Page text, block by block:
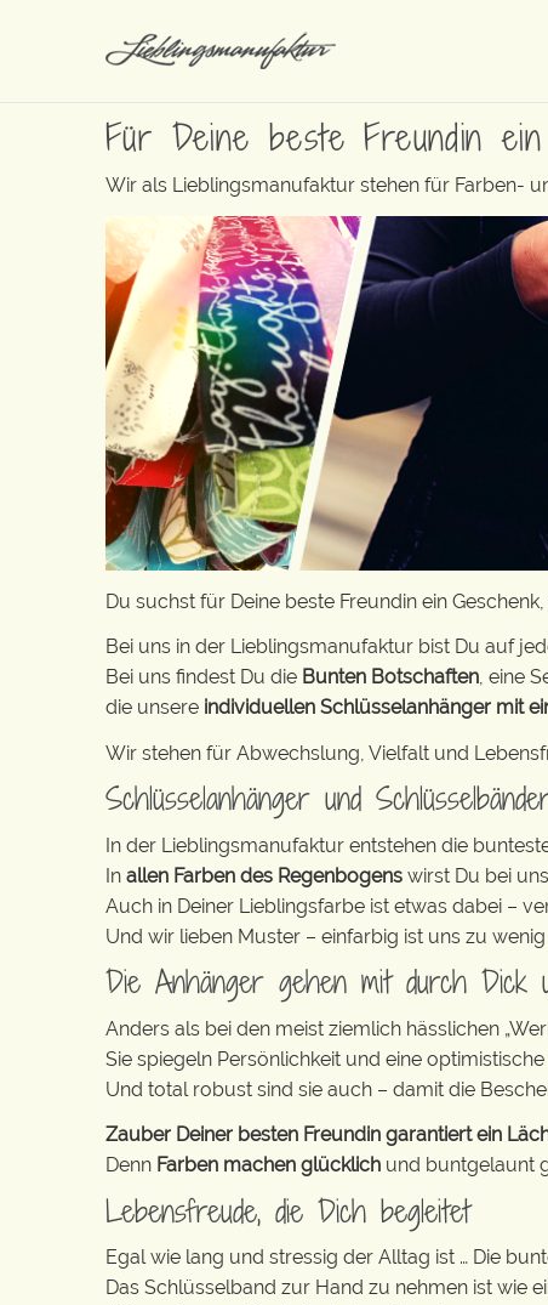
Für Deine beste Freundin
Wir als Lieblingsmanufaktur stehen für Farben-
Du suchst für Deine beste Freundin ein
Bei uns in der Lieblingsmanufaktur bist Du auf
Bei uns findest Du die Bunten Botschaften, eine
die unsere individuellen Schlüsselanhänger mit
Wir stehen für Abwechslung, Vielfalt und
Schlüsselanhänger und
In der Lieblingsmanufaktur entstehen die
In allen Farben des Regenbogens wirst Du bei
Auch in Deiner Lieblingsfarbe ist etwas dabei –
Und wir lieben Muster – einfarbig ist uns zu
Die Anhänger gehen mit durch Dick
Anders als bei den meist ziemlich hässlichen
Sie spiegeln Persönlichkeit und eine
Und total robust sind sie auch – damit die
Zauber Deiner besten Freundin garantiert ein
Denn Farben machen glücklich und buntgelaunt
Lebensfreude, die Dich begleitet
Egal wie lang und stressig der Alltag ist … Die
Das Schlüsselband zur Hand zu nehmen ist wie